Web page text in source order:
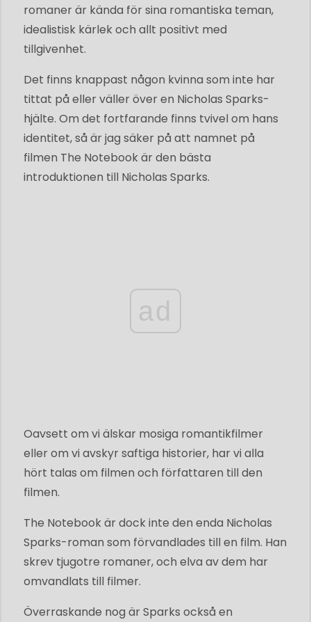
romaner är kända för sina romantiska teman,
idealistisk kärlek och allt positivt med
tillgivenhet.
Det finns knappast någon kvinna som inte har
tittat på eller väller över en Nicholas Sparks-
hjälte. Om det fortfarande finns tvivel om hans
identitet, så är jag säker på att namnet på
filmen The Notebook är den bästa
introduktionen till Nicholas Sparks.
ad
Oavsett om vi älskar mosiga romantikfilmer
eller om vi avskyr saftiga historier, har vi alla
hört talas om filmen och författaren till den
filmen.
The Notebook är dock inte den enda Nicholas
Sparks-roman som förvandlades till en film. Han
skrev tjugotre romaner, och elva av dem har
omvandlats till filmer.
Överraskande nog är Sparks också en